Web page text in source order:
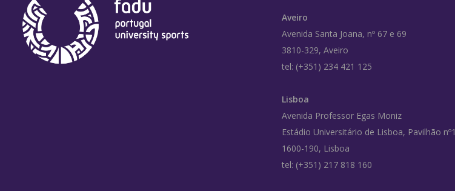
Aveiro
Avenida Santa Joana, nº 67 e 69
3810-329, Aveiro
tel: (+351) 234 421 125
Lisboa
Avenida Professor Egas Moniz
Estádio Universitário de Lisboa, Pavilhão nº1
1600-190, Lisboa
tel: (+351) 217 818 160